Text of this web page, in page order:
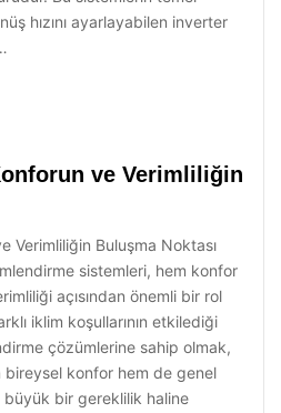
hızını ayarlayabilen inverter
ve Verimliliğin
Verimliliğin Buluşma Noktası
sistemleri, hem konfor
açısından önemli bir rol
iklim koşullarının etkilediği
çözümlerine sahip olmak,
bireysel konfor hem de genel
büyük bir gereklilik haline